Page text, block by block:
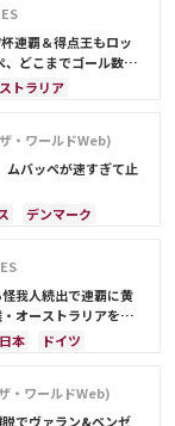
ポルトガル
ストラリア
ジェズス
ゼマ
連覇＆得点王もロッ
、どこまでゴール数を
トラリア
ヌ・グリーズマン
・エルナンデス
・ワールドWeb)
バッペが速すぎて止
デンマーク
バ
ヌ・グリーズマン
我人続出で連覇に黄
オーストラリアを相
日本
ドイツ
サウジアラビア
ポール・ポグバ
・ワールドWeb)
でヴァラン&ベンゼ